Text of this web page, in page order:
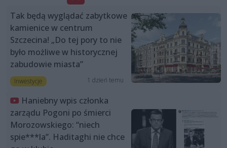
Tak będą wyglądać zabytkowe
kamienice w centrum
Szczecina! „Do tej pory to nie
było możliwe w historycznej
zabudowie miasta”
Inwestycje 1 dzień temu
Haniebny wpis członka
zarządu Pogoni po śmierci
Morozowskiego: “niech
spie***la”. Haditaghi nie chce